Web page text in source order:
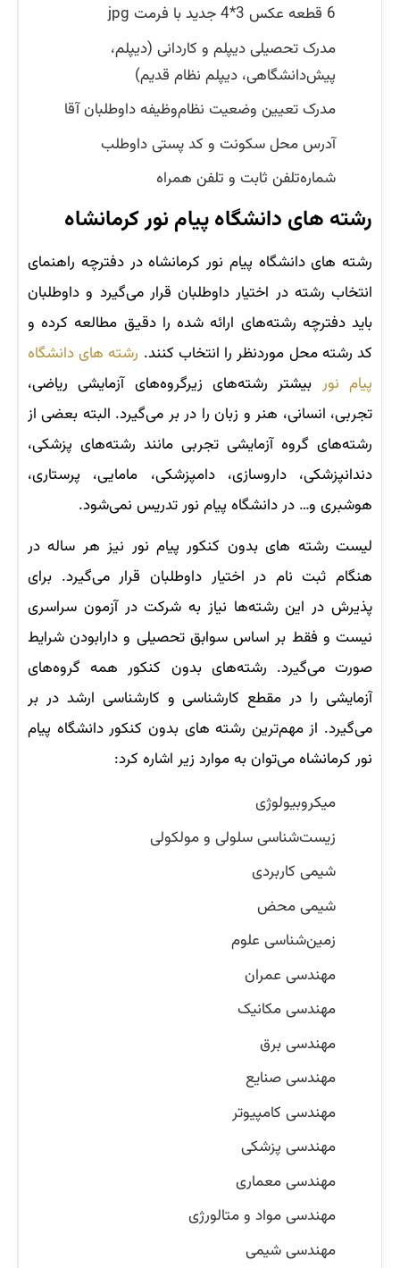
6 قطعه عکس 3*4 جدید با فرمت jpg
مدرک تحصیلی دیپلم و کاردانی (دیپلم،
پیش‌دانشگاهی، دیپلم نظام قدیم)
مدرک تعیین وضعیت نظام‌وظیفه داوطلبان آقا
آدرس محل سکونت و کد پستی داوطلب
شماره‌تلفن ثابت و تلفن همراه
رشته های دانشگاه پیام نور کرمانشاه
رشته های دانشگاه پیام نور کرمانشاه در دفترچه راهنمای
انتخاب رشته در اختیار داوطلبان قرار می‌گیرد و داوطلبان
باید دفترچه رشته‌های ارائه شده را دقیق مطالعه کرده و
کد رشته محل موردنظر را انتخاب کنند. رشته های دانشگاه
پیام نور بیشتر رشته‌های زیرگروه‌های آزمایشی ریاضی،
تجربی، انسانی، هنر و زبان را در بر می‌گیرد. البته بعضی از
رشته‌های گروه آزمایشی تجربی مانند رشته‌های پزشکی،
دندانپزشکی، داروسازی، دامپزشکی، مامایی، پرستاری،
هوشبری و… در دانشگاه پیام نور تدریس نمی‌شود.
لیست رشته های بدون کنکور پیام نور نیز هر ساله در
هنگام ثبت نام در اختیار داوطلبان قرار می‌گیرد. برای
پذیرش در این رشته‌ها نیاز به شرکت در آزمون سراسری
نیست و فقط بر اساس سوابق تحصیلی و دارابودن شرایط
صورت می‌گیرد. رشته‌های بدون کنکور همه گروه‌های
آزمایشی را در مقطع کارشناسی و کارشناسی ارشد در بر
می‌گیرد. از مهم‌ترین رشته های بدون کنکور دانشگاه پیام
نور کرمانشاه می‌توان به موارد زیر اشاره کرد:
میکروبیولوژی
زیست‌شناسی سلولی و مولکولی
شیمی کاربردی
شیمی محض
زمین‌شناسی علوم
مهندسی عمران
مهندسی مکانیک
مهندسی برق
مهندسی صنایع
مهندسی کامپیوتر
مهندسی پزشکی
مهندسی معماری
مهندسی مواد و متالورژی
مهندسی شیمی